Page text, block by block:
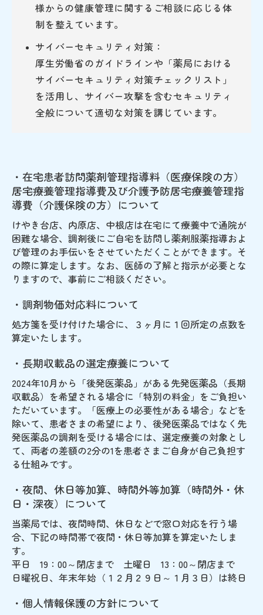
様からの健康管理に関するご相談に応じる体
制を整えています。
サイバーセキュリティ対策：
厚生労働省のガイドラインや「薬局における
サイバーセキュリティ対策チェックリスト」
を活用し、サイバー攻撃を含むセキュリティ
全般について適切な対策を講じています。
・在宅患者訪問薬剤管理指導料（医療保険の方）
居宅療養管理指導費及び介護予防居宅療養管理指
導費（介護保険の方）について
けやき台店、内原店、中根店は在宅にて療養中で通院が
困難な場合、調剤後にご自宅を訪問し薬剤服薬指導およ
び管理のお手伝いをさせていただくことができます。そ
の際に算定します。なお、医師の了解と指示が必要とな
りますので、事前にご相談ください。
・調剤物価対応料について
処方箋を受け付けた場合に、３ヶ月に１回所定の点数を
算定いたします。
・長期収載品の選定療養について
2024年10月から「後発医薬品」がある先発医薬品（長期
収載品）を希望される場合に「特別の料金」をご負担い
ただいています。「医療上の必要性がある場合」などを
除いて、患者さまの希望により、後発医薬品ではなく先
発医薬品の調剤を受ける場合には、選定療養の対象とし
て、両者の差額の2分の1を患者さまご自身が自己負担す
る仕組みです。
・夜間、休日等加算、時間外等加算（時間外・休
日・深夜）について
当薬局では、夜間時間、休日などで窓口対応を行う場
合、下記の時間帯で夜間・休日等加算を算定いたしま
す。
平日 19：00～閉店まで 土曜日 13：00～閉店まで
日曜祝日、年末年始（１２月２９日～１月３日）は終日
・個人情報保護の方針について